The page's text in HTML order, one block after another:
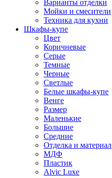
Варианты отделки
Мойки и смесители
Техника для кухни
Шкафы-купе
Цвет
Коричневые
Серые
Темные
Черные
Светлые
Белые шкафы-купе
Венге
Размер
Маленькие
Большие
Средние
Отделка и материал
МДФ
Пластик
Alvic Luxe